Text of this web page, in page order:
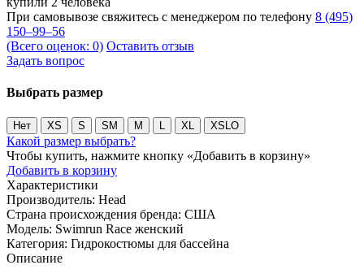
При самовывозе свяжитесь с менеджером по телефону 8 (495)
150–99–56
(Всего оценок: 0) Оставить отзыв
Задать вопрос
Выбрать размер
Нет XS S SM M L XL XSLO
Какой размер выбрать?
Чтобы купить, нажмите кнопку «Добавить в корзину»
Добавить в корзину
Характеристики
Производитель: Head
Страна происхождения бренда: США
Модель: Swimrun Race женский
Категория: Гидрокостюмы для бассейна
Описание